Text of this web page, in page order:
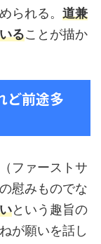
られる。 道兼
ることが描か
ど前途多
ファーストサ
慰みものでな
という趣旨の
が願いを話し